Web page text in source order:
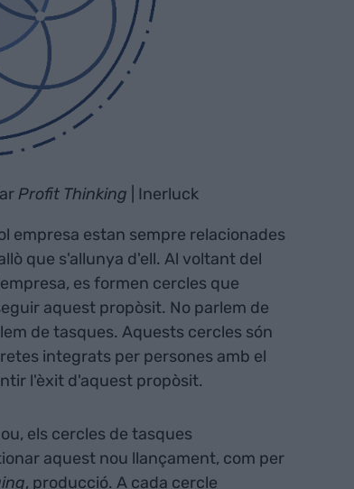
Profit Thinking | Inerluck
empresa estan sempre relacionades
que s'allunya d'ell. Al voltant del
es formen cercles que
aquest propòsit. No parlem de
de tasques. Aquests cercles són
integrats per persones amb el
l'èxit d'aquest propòsit.
els cercles de tasques
aquest nou llançament, com per
, producció. A cada cercle